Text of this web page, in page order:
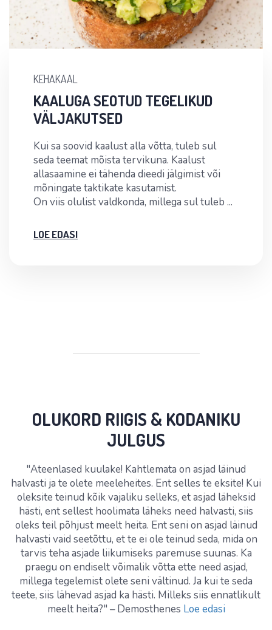
KEHAKAAL
KAALUGA SEOTUD TEGELIKUD
VÄLJAKUTSED
Kui sa soovid kaalust alla võtta, tuleb sul
seda teemat mõista tervikuna. Kaalust
allasaamine ei tähenda dieedi jälgimist või
mõningate taktikate kasutamist.
On viis olulist valdkonda, millega sul tuleb ...
LOE EDASI
OLUKORD RIIGIS & KODANIKU
JULGUS
"Ateenlased kuulake! Kahtlemata on asjad läinud
halvasti ja te olete meeleheites. Ent selles te eksite! Kui
oleksite teinud kõik vajaliku selleks, et asjad läheksid
hästi, ent sellest hoolimata läheks need halvasti, siis
oleks teil põhjust meelt heita. Ent seni on asjad läinud
halvasti vaid seetõttu, et te ei ole teinud seda, mida on
tarvis teha asjade liikumiseks paremuse suunas. Ka
praegu on endiselt võimalik võtta ette need asjad,
millega tegelemist olete seni vältinud. Ja kui te seda
teete, siis lähevad asjad ka hästi. Milleks siis ennatlikult
meelt heita?" – Demosthenes Loe edasi